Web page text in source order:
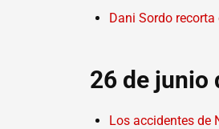
Dani Sordo
26 de junio
Los accidentes de